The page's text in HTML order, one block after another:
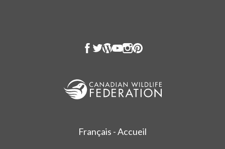
Français - Accueil